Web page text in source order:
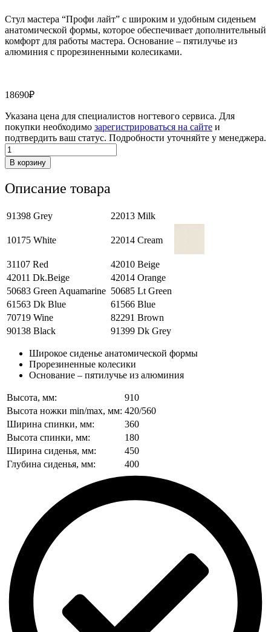
Стул мастера “Профи лайт” с широким и удобным сиденьем
анатомической формы, которое обеспечивает дополнительный
комфорт для работы мастера. Основание – пятилучье из
алюминия с прорезиненными колесиками.
18690₽
Указана цена для специалистов ногтевого сервиса. Для
покупки необходимо зарегистрироваться на сайте и
подтвердить ваш статус. Подробности уточняйте у менеджера.
Количество
товара
Стул
“Профи
В корзину
Описание товара
91398 Grey 22013 Milk
10175 White 22014 Cream
31107 Red
42010 Beige
42011 Dk.Beige
42014 Orange
50683 Green Aquamarine 50685 Lt Green
61563 Dk Blue
61566 Blue
70719 Wine
82291 Brown
90138 Black
91399 Dk Grey
Широкое сиденье анатомической формы
Прорезиненные колесики
Основание – пятилучье из алюминия
Высота, мм:
910
Высота ножки min/max, мм: 420/560
Ширина спинки, мм:
360
Высота спинки, мм:
180
Ширина сиденья, мм:
450
Глубина сиденья, мм:
400